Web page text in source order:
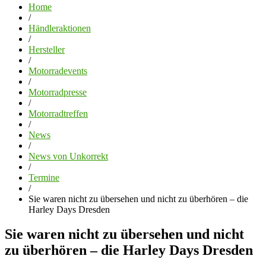
Home
/
Händleraktionen
/
Hersteller
/
Motorradevents
/
Motorradpresse
/
Motorradtreffen
/
News
/
News von Unkorrekt
/
Termine
/
Sie waren nicht zu übersehen und nicht zu überhören – die
Harley Days Dresden
Sie waren nicht zu übersehen und nicht
zu überhören – die Harley Days Dresden